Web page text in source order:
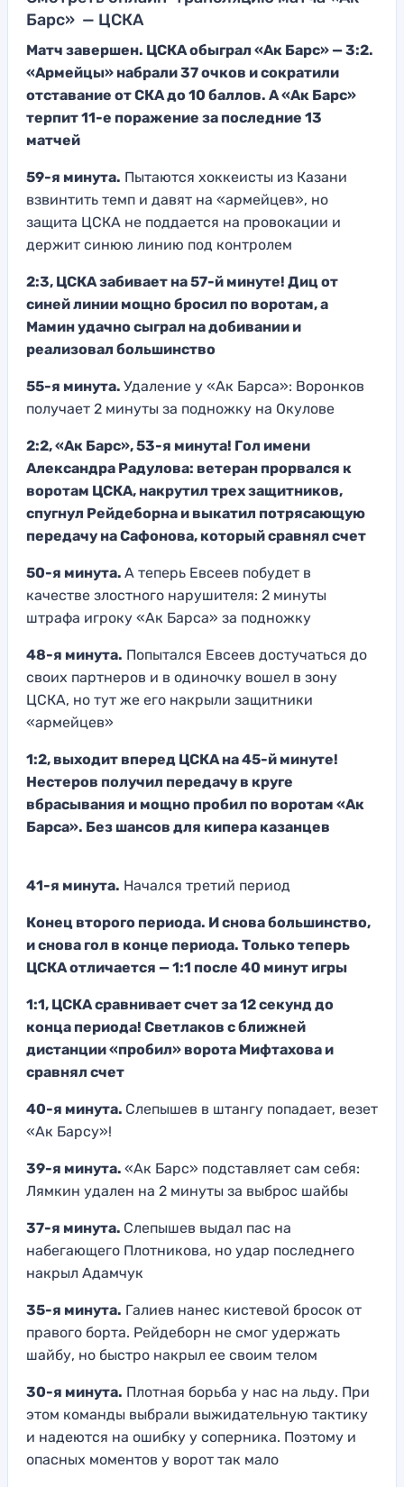
Барс» — ЦСКА
Матч завершен. ЦСКА обыграл «Ак Барс» — 3:2.
«Армейцы» набрали 37 очков и сократили
отставание от СКА до 10 баллов. А «Ак Барс»
терпит 11-е поражение за последние 13
матчей
59-я минута. Пытаются хоккеисты из Казани
взвинтить темп и давят на «армейцев», но
защита ЦСКА не поддается на провокации и
держит синюю линию под контролем
2:3, ЦСКА забивает на 57-й минуте! Диц от
синей линии мощно бросил по воротам, а
Мамин удачно сыграл на добивании и
реализовал большинство
55-я минута. Удаление у «Ак Барса»: Воронков
получает 2 минуты за подножку на Окулове
2:2, «Ак Барс», 53-я минута! Гол имени
Александра Радулова: ветеран прорвался к
воротам ЦСКА, накрутил трех защитников,
спугнул Рейдеборна и выкатил потрясающую
передачу на Сафонова, который сравнял счет
50-я минута. А теперь Евсеев побудет в
качестве злостного нарушителя: 2 минуты
штрафа игроку «Ак Барса» за подножку
48-я минута. Попытался Евсеев достучаться до
своих партнеров и в одиночку вошел в зону
ЦСКА, но тут же его накрыли защитники
«армейцев»
1:2, выходит вперед ЦСКА на 45-й минуте!
Нестеров получил передачу в круге
вбрасывания и мощно пробил по воротам «Ак
Барса». Без шансов для кипера казанцев
41-я минута. Начался третий период
Конец второго периода. И снова большинство,
и снова гол в конце периода. Только теперь
ЦСКА отличается — 1:1 после 40 минут игры
1:1, ЦСКА сравнивает счет за 12 секунд до
конца периода! Светлаков с ближней
дистанции «пробил» ворота Мифтахова и
сравнял счет
40-я минута. Слепышев в штангу попадает, везет
«Ак Барсу»!
39-я минута. «Ак Барс» подставляет сам себя:
Лямкин удален на 2 минуты за выброс шайбы
37-я минута. Слепышев выдал пас на
набегающего Плотникова, но удар последнего
накрыл Адамчук
35-я минута. Галиев нанес кистевой бросок от
правого борта. Рейдеборн не смог удержать
шайбу, но быстро накрыл ее своим телом
30-я минута. Плотная борьба у нас на льду. При
этом команды выбрали выжидательную тактику
и надеются на ошибку у соперника. Поэтому и
опасных моментов у ворот так мало